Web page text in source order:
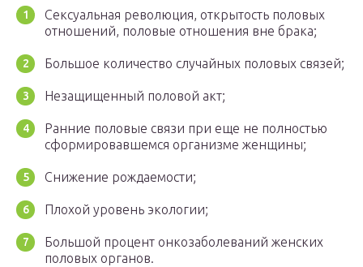
Сексуальная революция, открытость половых
отношений, половые отношения вне брака;
Большое количество случайных половых связей;
Незащищенный половой акт;
Ранние половые связи при еще не полностью
сформировавшемся организме женщины;
Снижение рождаемости;
Плохой уровень экологии;
Большой процент онкозаболеваний женских
половых органов.